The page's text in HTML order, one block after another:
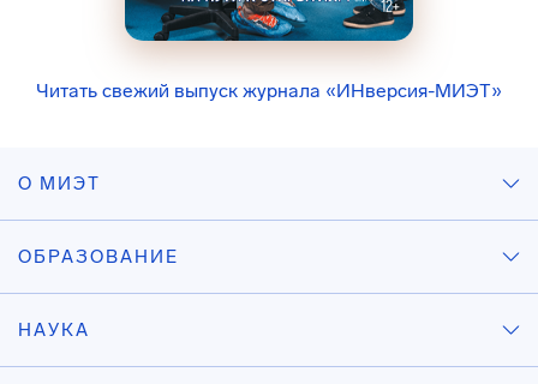
Читать свежий выпуск журнала «ИНверсия-МИЭТ»
О МИЭТ
ОБРАЗОВАНИЕ
НАУКА